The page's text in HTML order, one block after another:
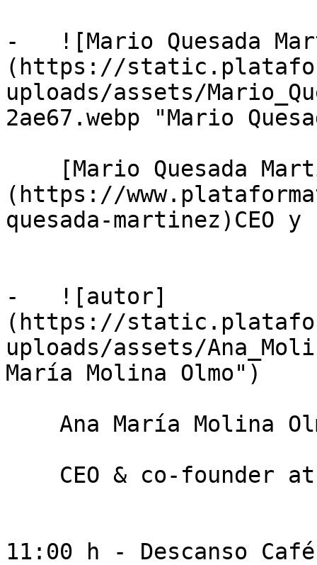
-   ![Mario Quesada
(https://
uploads/assets/
2ae67.webp "Mario
(https://
quesada-martinez)CEO y
-   ![autor]
(https://
uploads/assets/
María Molina Olmo")
11:00 h - Descanso Café